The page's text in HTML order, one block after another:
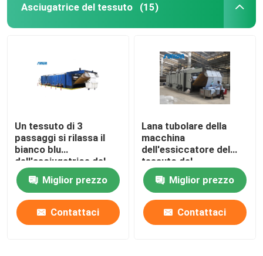
Asciugatrice del tessuto (15)
Un tessuto di 3
passaggi si rilassa il
bianco blu
dell'asciugatrice del
tessuto
dell'essiccatore
Miglior prezzo
Contattaci
Lana tubolare della
macchina
dell'essiccatore del
tessuto del
riscaldamento a gas
pre asciugatrice
50m/Min
Miglior prezzo
Contattaci